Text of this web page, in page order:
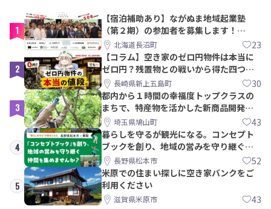
1
【宿泊補助あり】ながぬま地域起業塾
（第２期）の参加者を募集します！
【8/21〆】
北海道長沼町 23
2
【コラム】空き家のゼロ円物件は本当に
ゼロ円？残置物との戦いから得た四つの
教訓｜新上五島町
長崎県新上五島町 30
3
都内から１時間の幸福度トップクラスの
まちで、特産物を活かした新商品開発＆
PRメンバー募集！
埼玉県鳩山町 43
4
暮らしを守るが観光になる。コンセプト
ブックを創り、地域の営みを守り継ぐ仲
間を集めませんか？
長野県松本市 52
5
米原での住まい探しに空き家バンクをご
利用ください
滋賀県米原市 43